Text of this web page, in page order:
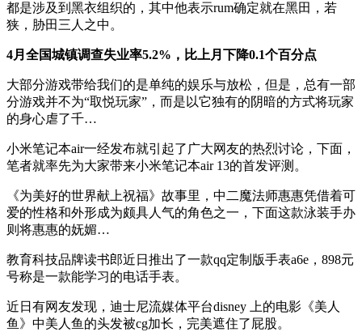
都是涉及到黑衣组织的，其中他表示rum确定就在黑田，若
狭，胁田三人之中。
4月全国城镇调查失业率5.2%，比上月下降0.1个百分点
大部分游戏带给我们的是单纯的娱乐与放松，但是，总有一部
分游戏并不为“取悦玩家”，而是以它独有的阴暗的方式将玩家
的身心虐了千…
小米笔记本air一经发布就引起了广大网友的热烈讨论，下面，
笔者就率先为大家带来小米笔记本air 13的首发评测。
《为美好的世界献上祝福》故事里，中二魔法师惠惠凭借着可
爱的性格和外形成为颇具人气的角色之一，下面这款泳装手办
则将惠惠的妩媚…
教育科技品牌读书郎近日推出了一款qq定制版手表a6e，898元
号称是一款能学习的电话手表。
近日有网友发现，迪士尼流媒体平台disney 上的电影《美人
鱼》中美人鱼的头发被cg加长，完美遮住了屁股。